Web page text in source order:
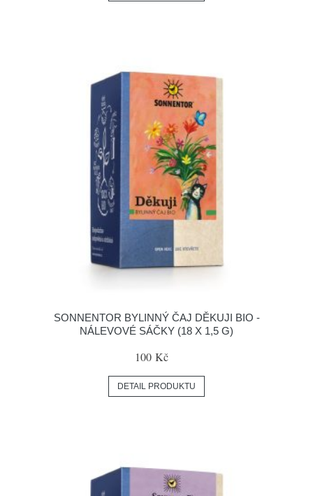
SONNENTOR BYLINNÝ ČAJ DĚKUJI BIO -
NÁLEVOVÉ SÁČKY (18 X 1,5 G)
100 Kč
DETAIL PRODUKTU